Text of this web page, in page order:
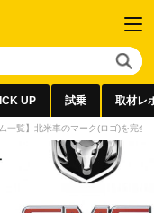
UP 試乗 取材レ
一覧】北米車のマーク(ロゴ)を完全